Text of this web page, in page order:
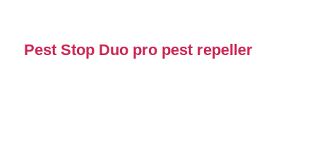
Pest Stop Duo pro pest repeller